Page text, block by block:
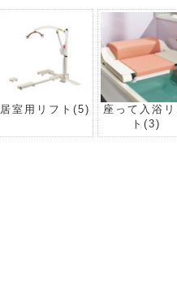
居室用リフト (5)
座って入浴リ
ト (3)